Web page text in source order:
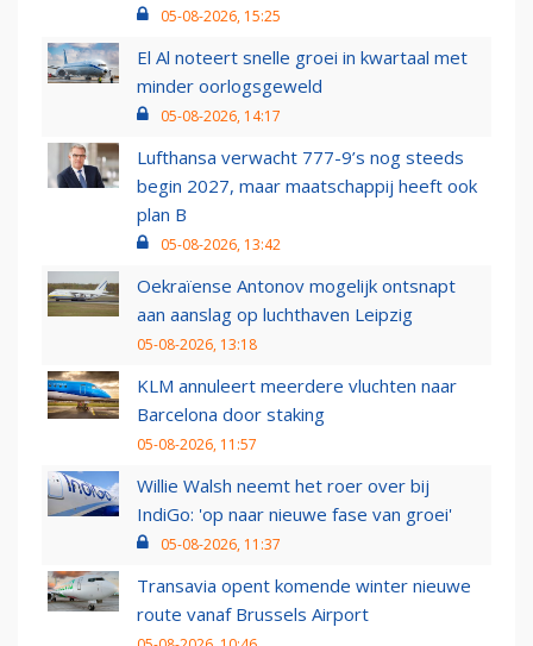
05-08-2026, 15:25
El Al noteert snelle groei in kwartaal met
minder oorlogsgeweld
05-08-2026, 14:17
Lufthansa verwacht 777-9’s nog steeds
begin 2027, maar maatschappij heeft ook
plan B
05-08-2026, 13:42
Oekraïense Antonov mogelijk ontsnapt
aan aanslag op luchthaven Leipzig
05-08-2026, 13:18
KLM annuleert meerdere vluchten naar
Barcelona door staking
05-08-2026, 11:57
Willie Walsh neemt het roer over bij
IndiGo: 'op naar nieuwe fase van groei'
05-08-2026, 11:37
Transavia opent komende winter nieuwe
route vanaf Brussels Airport